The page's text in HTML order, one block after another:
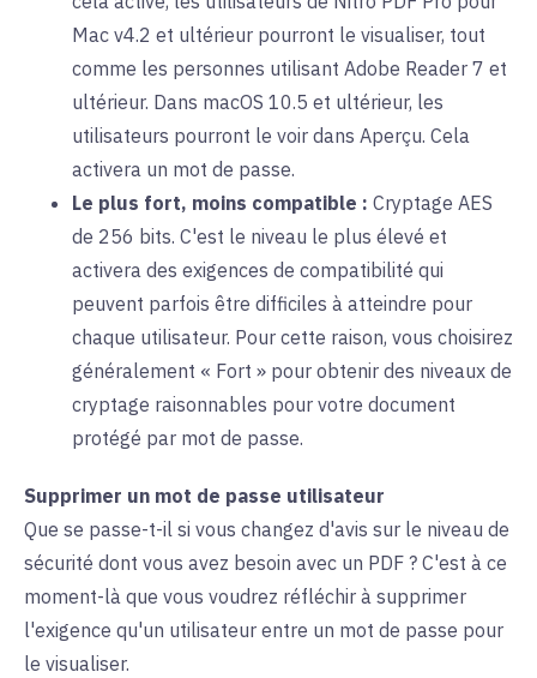
Mac v4.2 et ultérieur pourront le visualiser, tout
comme les personnes utilisant Adobe Reader 7 et
ultérieur. Dans macOS 10.5 et ultérieur, les
utilisateurs pourront le voir dans Aperçu. Cela
activera un mot de passe.
Le plus fort, moins compatible : Cryptage AES
de 256 bits. C'est le niveau le plus élevé et
activera des exigences de compatibilité qui
peuvent parfois être difficiles à atteindre pour
chaque utilisateur. Pour cette raison, vous choisirez
généralement « Fort » pour obtenir des niveaux de
cryptage raisonnables pour votre document
protégé par mot de passe.
Supprimer un mot de passe utilisateur
Que se passe-t-il si vous changez d'avis sur le niveau de
sécurité dont vous avez besoin avec un PDF ? C'est à ce
moment-là que vous voudrez réfléchir à supprimer
l'exigence qu'un utilisateur entre un mot de passe pour
le visualiser.